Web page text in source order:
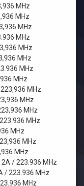
MHz
MHz
MHz
MHz
MHz
MHz
MHz
MHz
MHz
MHz
MHz
MHz
MHz
MHz
MHz
/ 223.936 MHz
/ 223.936 MHz
MHz